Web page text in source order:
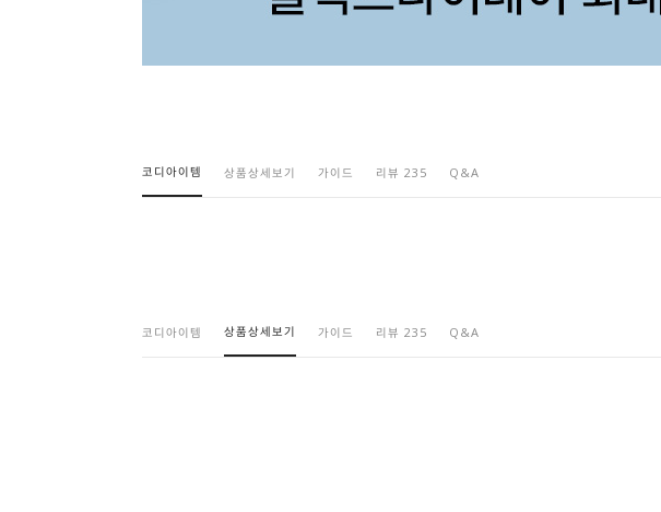
코디아이템 상품상세보기 가이드 리뷰 235 Q&A
코디아이템 상품상세보기 가이드 리뷰 235 Q&A